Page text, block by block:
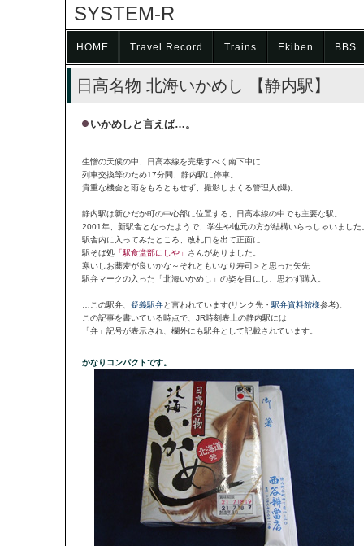
SYSTEM-R
HOME Travel Record Trains Ekiben BBS
日高名物 北海いかめし 【静内駅】
いかめしと言えば…。
生憎の天候の中、日高本線を完乗すべく南下中に
列車交換等のため17分間、静内駅に停車。
貴重な機会と雨をもろともせず、撮影しまくる管理人(爆)。
静内駅は新ひだか町の中心部に位置する、日高本線の中でも主要な駅。
2001年、新駅舎となったようで、学生や地元の方が結構いらっしゃいました
駅舎内に入ってみたところ、改札口を出て正面に
駅そば処 「駅食堂部にしや」 さんがありました。
寒いしお蕎麦が良いかな～それともいなり寿司＞と思った矢先
駅弁マークの入った「北海いかめし」の姿を目にし、思わず購入。
…この駅弁、 疑義駅弁と言われています(リンク先・ 駅弁資料館様参考)。
この記事を書いている時点で、JR時刻表上の静内駅には
「弁」記号が表示され、欄外にも駅弁として記載されています。
かなりコンパクトです。